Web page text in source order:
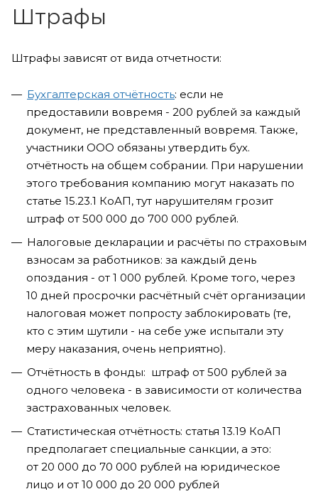
Штрафы
Штрафы зависят от вида отчетности:
Бухгалтерская отчётность: если не
предоставили вовремя - 200 рублей за каждый
документ, не представленный вовремя. Также,
участники ООО обязаны утвердить бух.
отчётность на общем собрании. При нарушении
этого требования компанию могут наказать по
статье 15.23.1 КоАП, тут нарушителям грозит
штраф от 500 000 до 700 000 рублей.
Налоговые декларации и расчёты по страховым
взносам за работников: за каждый день
опоздания - от 1 000 рублей. Кроме того, через
10 дней просрочки расчётный счёт организации
налоговая может попросту заблокировать (те,
кто с этим шутили - на себе уже испытали эту
меру наказания, очень неприятно).
Отчётность в фонды: штраф от 500 рублей за
одного человека - в зависимости от количества
застрахованных человек.
Статистическая отчётность: статья 13.19 КоАП
предполагает специальные санкции, а это:
от 20 000 до 70 000 рублей на юридическое
лицо и от 10 000 до 20 000 рублей